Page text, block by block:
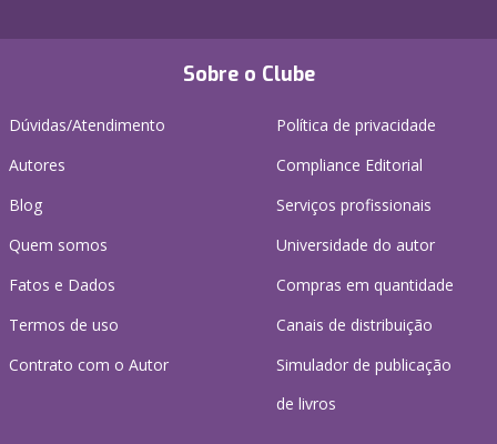
Sobre o Clube
Dúvidas/Atendimento
Autores
Blog
Quem somos
Fatos e Dados
Termos de uso
Contrato com o Autor
Política de privacidade
Compliance Editorial
Serviços profissionais
Universidade do autor
Compras em quantidade
Canais de distribuição
Simulador de publicação
de livros